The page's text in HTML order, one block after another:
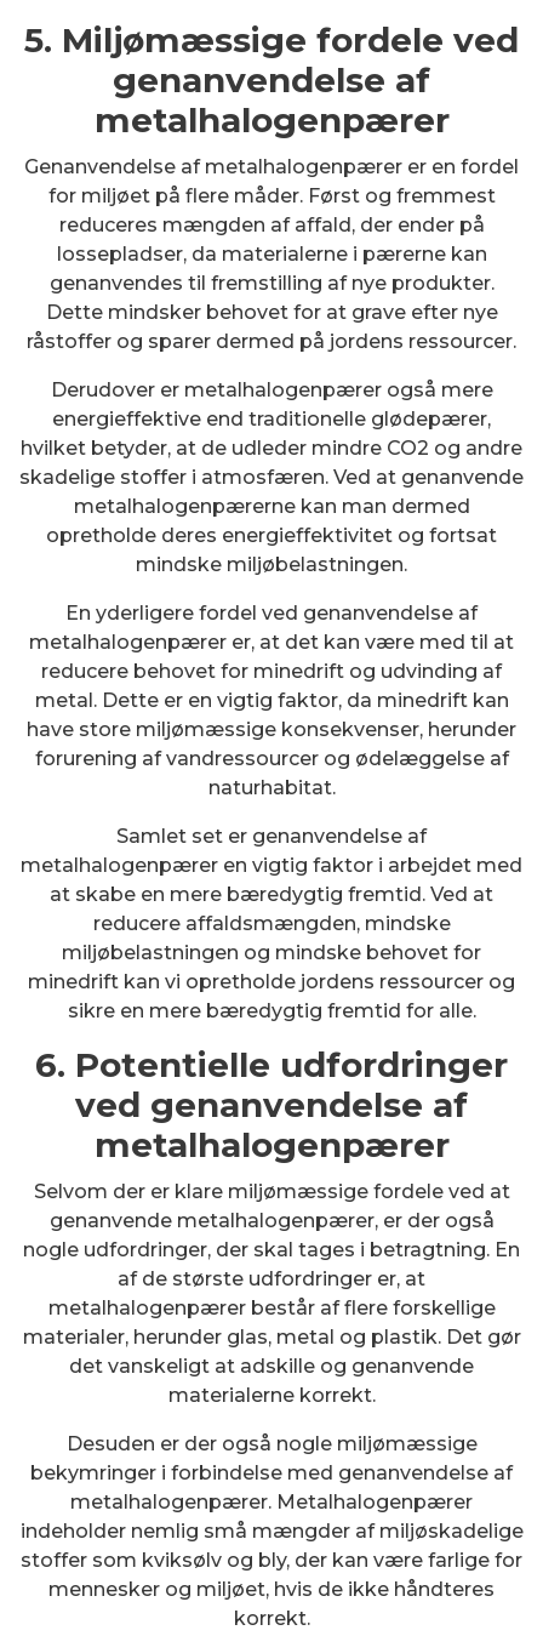
5. Miljømæssige fordele ved
genanvendelse af
metalhalogenpærer
Genanvendelse af metalhalogenpærer er en fordel
for miljøet på flere måder. Først og fremmest
reduceres mængden af affald, der ender på
lossepladser, da materialerne i pærerne kan
genanvendes til fremstilling af nye produkter.
Dette mindsker behovet for at grave efter nye
råstoffer og sparer dermed på jordens ressourcer.
Derudover er metalhalogenpærer også mere
energieffektive end traditionelle glødepærer,
hvilket betyder, at de udleder mindre CO2 og andre
skadelige stoffer i atmosfæren. Ved at genanvende
metalhalogenpærerne kan man dermed
opretholde deres energieffektivitet og fortsat
mindske miljøbelastningen.
En yderligere fordel ved genanvendelse af
metalhalogenpærer er, at det kan være med til at
reducere behovet for minedrift og udvinding af
metal. Dette er en vigtig faktor, da minedrift kan
have store miljømæssige konsekvenser, herunder
forurening af vandressourcer og ødelæggelse af
naturhabitat.
Samlet set er genanvendelse af
metalhalogenpærer en vigtig faktor i arbejdet med
at skabe en mere bæredygtig fremtid. Ved at
reducere affaldsmængden, mindske
miljøbelastningen og mindske behovet for
minedrift kan vi opretholde jordens ressourcer og
sikre en mere bæredygtig fremtid for alle.
6. Potentielle udfordringer
ved genanvendelse af
metalhalogenpærer
Selvom der er klare miljømæssige fordele ved at
genanvende metalhalogenpærer, er der også
nogle udfordringer, der skal tages i betragtning. En
af de største udfordringer er, at
metalhalogenpærer består af flere forskellige
materialer, herunder glas, metal og plastik. Det gør
det vanskeligt at adskille og genanvende
materialerne korrekt.
Desuden er der også nogle miljømæssige
bekymringer i forbindelse med genanvendelse af
metalhalogenpærer. Metalhalogenpærer
indeholder nemlig små mængder af miljøskadelige
stoffer som kviksølv og bly, der kan være farlige for
mennesker og miljøet, hvis de ikke håndteres
korrekt.